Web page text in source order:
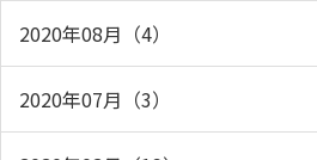
2020年08月（4）
2020年07月（3）